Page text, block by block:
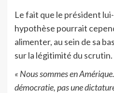
Le fait que le président
hypothèse pourrait
alimenter, au sein de sa
sur la légitimité du scrutin.
« Nous sommes en
démocratie, pas une